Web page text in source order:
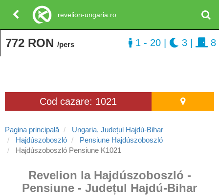
Cod cazare: 1021
Pagina principală
Ungaria, Județul Hajdú-Bihar
Hajdúszoboszló
Pensiune Hajdúszoboszló
Hajdúszoboszló Pensiune K1021
Revelion la Hajdúszoboszló -
Pensiune - Județul Hajdú-Bihar
772 RON /pers 1 - 20 3 8
revelion-ungaria.ro